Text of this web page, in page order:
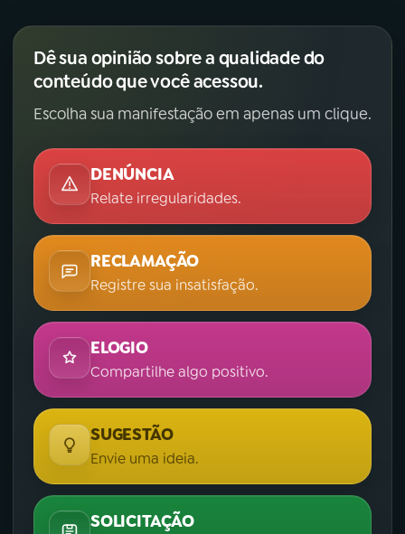
Dê sua opinião sobre a qualidade do
conteúdo que você acessou.
Escolha sua manifestação em apenas um clique.
DENÚNCIA
Relate irregularidades.
RECLAMAÇÃO
Registre sua insatisfação.
ELOGIO
Compartilhe algo positivo.
SUGESTÃO
Envie uma ideia.
SOLICITAÇÃO